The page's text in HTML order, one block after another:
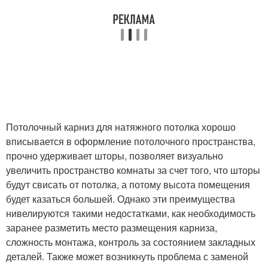
Потолочный карниз для натяжного потолка хорошо
вписывается в оформление потолочного пространства,
прочно удерживает шторы, позволяет визуально
увеличить пространство комнаты за счет того, что шторы
будут свисать от потолка, а потому высота помещения
будет казаться большей. Однако эти преимущества
нивелируются такими недостатками, как необходимость
заранее разметить место размещения карниза,
сложность монтажа, контроль за состоянием закладных
деталей. Также может возникнуть проблема с заменой